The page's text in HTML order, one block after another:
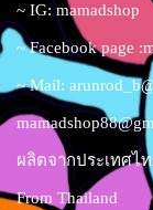
~ IG: mamadshop
~ Facebook page
~ Mail:
ผลิตจากประเทศไ
From Thailand